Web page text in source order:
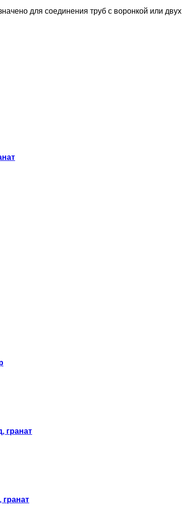
для соединения труб с воронкой или
гранат